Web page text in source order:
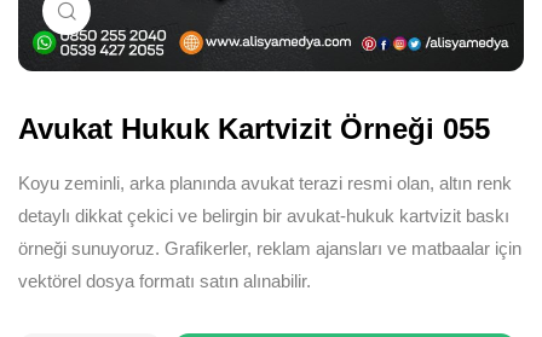
Büyütmek için tıklayın
Avukat Hukuk Kartvizit Örneği 055
Koyu zeminli, arka planında avukat terazi resmi olan, altın renk
detaylı dikkat çekici ve belirgin bir avukat-hukuk kartvizit baskı
örneği sunuyoruz. Grafikerler, reklam ajansları ve matbaalar için
vektörel dosya formatı satın alınabilir.